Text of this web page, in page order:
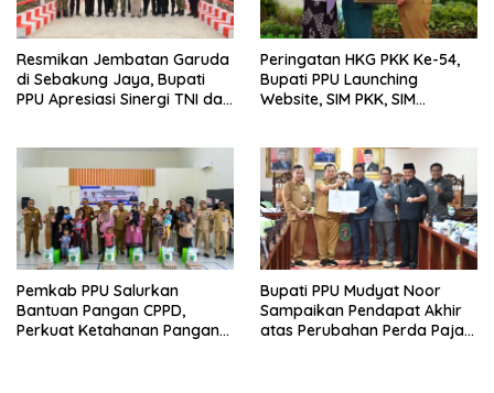
Resmikan Jembatan Garuda
di Sebakung Jaya, Bupati
PPU Apresiasi Sinergi TNI dan
Peringatan HKG PKK Ke-54,
Bupati PPU Launching
Website, SIM PKK, SIM
Pemkab PPU Salurkan
Bantuan Pangan CPPD,
Perkuat Ketahanan Pangan
Bupati PPU Mudyat Noor
Sampaikan Pendapat Akhir
atas Perubahan Perda Pajak